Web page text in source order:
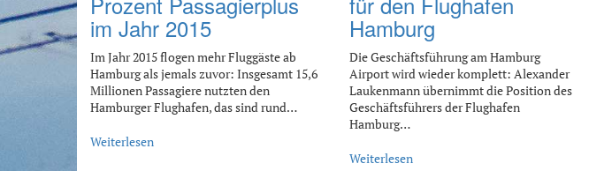
im Jahr 2015
Im Jahr 2015 flogen mehr Fluggäste ab
Hamburg als jemals zuvor: Insgesamt 15,6
Millionen Passagiere nutzten den
Hamburger Flughafen, das sind rund…
Weiterlesen
Hamburg
Die Geschäftsführung am Hamburg
Airport wird wieder komplett: Alexander
Laukenmann übernimmt die Position des
Geschäftsführers der Flughafen
Hamburg…
Weiterlesen